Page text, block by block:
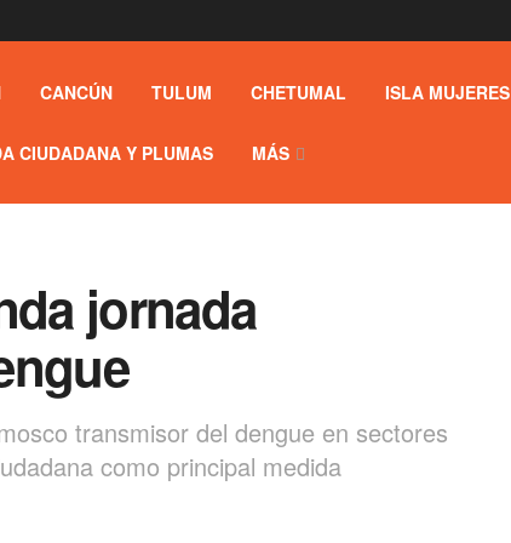
CANCÚN TULUM CHETUMAL ISLA MUJERES
CIUDADANA Y PLUMAS MÁS
jornada
transmisor del dengue en sectores
como principal medida